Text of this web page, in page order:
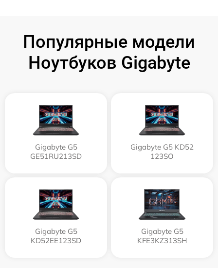
Популярные модели
Ноутбуков Gigabyte
Gigabyte G5
GE51RU213SD
Gigabyte G5 KD52
123SO
Gigabyte G5
KD52EE123SD
Gigabyte G5
KFE3KZ313SH